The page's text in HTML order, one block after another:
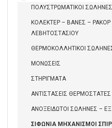
ΠΟΛΥΣΤΡΩΜΑΤΙΚΟΙ
ΚΟΛΕΚΤΕΡ – ΒΑΝΕΣ –
ΛΕΒΗΤΟΣΤΑΣΙΟΥ
ΘΕΡΜΟΚΟΛΛΗΤΙΚΟΙ
ΜΟΝΩΣΕΙΣ
ΣΤΗΡΙΓΜΑΤΑ
ΑΝΤΙΣΤΑΣΕΙΣ
ΑΝΟΞΕΙΔΩΤΟΙ ΣΩΛΗΝΕΣ –
ΣΙΦΩΝΙΑ ΜΗΧΑΝΙΣΜΟΙ